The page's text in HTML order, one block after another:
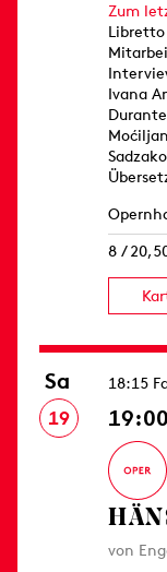
Zum
Libretto
Ivana
8 /
Sa
19
18:15
von